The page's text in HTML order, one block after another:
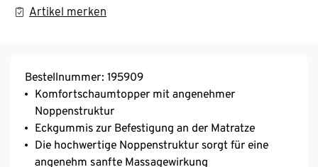
Artikel merken
Bestellnummer: 195909
Komfortschaumtopper mit angenehmer
Noppenstruktur
Eckgummis zur Befestigung an der Matratze
Die hochwertige Noppenstruktur sorgt für eine
angenehm sanfte Massagewirkung